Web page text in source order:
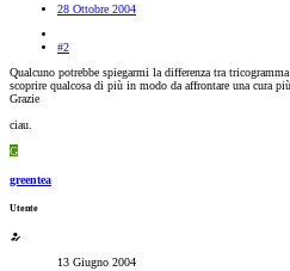
28 Ottobre 2004
#2
Qualcuno potrebbe spiegarmi la differenza tra
scoprire qualcosa di più in modo da affrontare una cura
Grazie
ciau.
G
greentea
Utente
13 Giugno 2004